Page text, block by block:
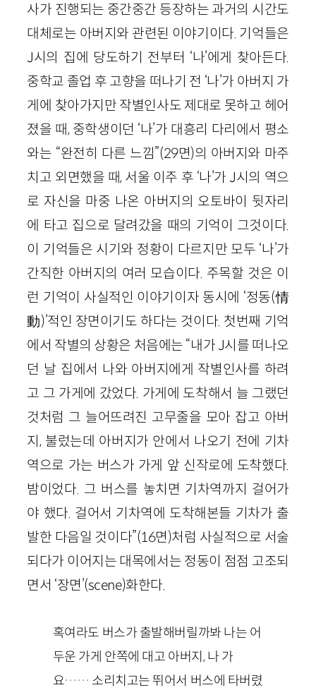
사가 진행되는 중간중간 등장하는 과거의 시간도
대체로는 아버지와 관련된 이야기이다. 기억들은
J시의 집에 당도하기 전부터 ‘나’에게 찾아든다.
중학교 졸업 후 고향을 떠나기 전 ‘나’가 아버지 가
게에 찾아가지만 작별인사도 제대로 못하고 헤어
졌을 때, 중학생이던 ‘나’가 대흥리 다리에서 평소
와는 “완전히 다른 느낌”(29면)의 아버지와 마주
치고 외면했을 때, 서울 이주 후 ‘나’가 J시의 역으
로 자신을 마중 나온 아버지의 오토바이 뒷자리
에 타고 집으로 달려갔을 때의 기억이 그것이다.
이 기억들은 시기와 정황이 다르지만 모두 ‘나’가
간직한 아버지의 여러 모습이다. 주목할 것은 이
런 기억이 사실적인 이야기이자 동시에 ‘정동(情
動)’적인 장면이기도 하다는 것이다. 첫번째 기억
에서 작별의 상황은 처음에는 “내가 J시를 떠나오
던 날 집에서 나와 아버지에게 작별인사를 하려
고 그 가게에 갔었다. 가게에 도착해서 늘 그랬던
것처럼 그 늘어뜨려진 고무줄을 모아 잡고 아버
지, 불렀는데 아버지가 안에서 나오기 전에 기차
역으로 가는 버스가 가게 앞 신작로에 도착했다.
밤이었다. 그 버스를 놓치면 기차역까지 걸어가
야 했다. 걸어서 기차역에 도착해본들 기차가 출
발한 다음일 것이다”(16면)처럼 사실적으로 서술
되다가 이어지는 대목에서는 정동이 점점 고조되
면서 ‘장면’(scene)화한다.
혹여라도 버스가 출발해버릴까봐 나는 어
두운 가게 안쪽에 대고 아버지, 나 가
요…… 소리치고는 뛰어서 버스에 타버렸